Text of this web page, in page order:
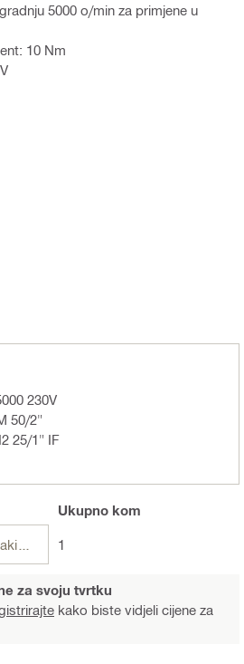
5000 o/min za primjene u
10 Nm
230V
50/2"
25/1" IF
Ukupnokom
1
za svoju tvrtku
kako biste vidjeli cijene za